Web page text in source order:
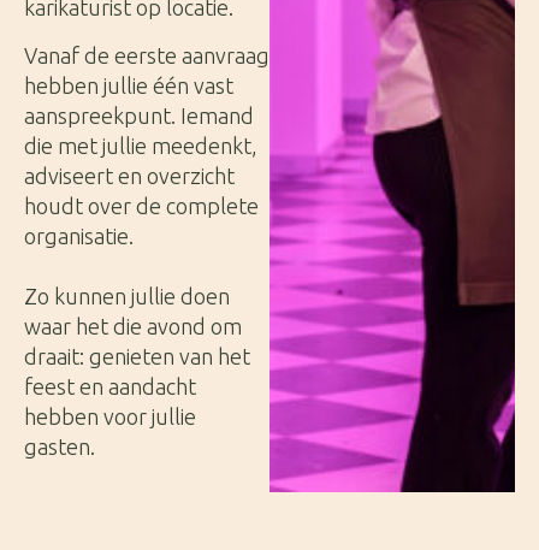
karikaturist op locatie.
Vanaf de eerste aanvraag
hebben jullie één vast
aanspreekpunt. Iemand
die met jullie meedenkt,
adviseert en overzicht
houdt over de complete
organisatie.
Zo kunnen jullie doen
waar het die avond om
draait: genieten van het
feest en aandacht
hebben voor jullie
gasten.